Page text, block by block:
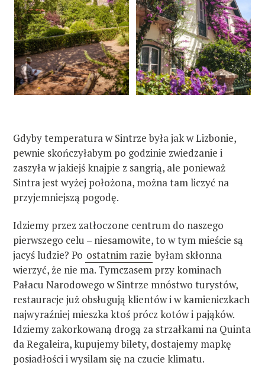
Gdyby temperatura w Sintrze była jak w Lizbonie,
pewnie skończyłabym po godzinie zwiedzanie i
zaszyła w jakiejś knajpie z sangrią, ale ponieważ
Sintra jest wyżej położona, można tam liczyć na
przyjemniejszą pogodę.
Idziemy przez zatłoczone centrum do naszego
pierwszego celu – niesamowite, to w tym mieście są
jacyś ludzie? Po ostatnim razie byłam skłonna
wierzyć, że nie ma. Tymczasem przy kominach
Pałacu Narodowego w Sintrze mnóstwo turystów,
restauracje już obsługują klientów i w kamieniczkach
najwyraźniej mieszka ktoś prócz kotów i pająków.
Idziemy zakorkowaną drogą za strzałkami na Quinta
da Regaleira, kupujemy bilety, dostajemy mapkę
posiadłości i wysilam się na czucie klimatu.